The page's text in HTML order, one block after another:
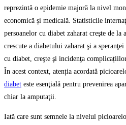
reprezintă o epidemie majoră la nivel
economică și medicală. Statisticile
persoanelor cu diabet zaharat creşte de
crescute a diabetului zaharat şi a
cu diabet, creşte şi incidenţa
În acest context, atenția acordată
diabet este esenţială pentru prevenirea
chiar la amputaţii.
Iată care sunt semnele la nivelul